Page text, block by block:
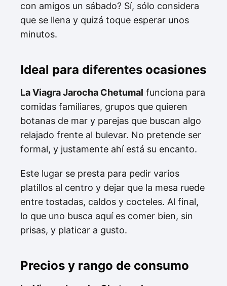
con amigos un sábado? Sí, sólo considera
que se llena y quizá toque esperar unos
minutos.
Ideal para diferentes ocasiones
La Viagra Jarocha Chetumal funciona para
comidas familiares, grupos que quieren
botanas de mar y parejas que buscan algo
relajado frente al bulevar. No pretende ser
formal, y justamente ahí está su encanto.
Este lugar se presta para pedir varios
platillos al centro y dejar que la mesa ruede
entre tostadas, caldos y cocteles. Al final,
lo que uno busca aquí es comer bien, sin
prisas, y platicar a gusto.
Precios y rango de consumo